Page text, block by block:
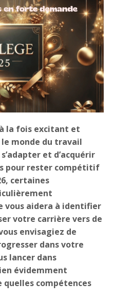
la fois excitant et
monde du travail
et d’acquérir
pour rester compétitif
certaines
vous aidera à identifier
votre carrière vers de
envisagiez de
dans votre
lancer dans
évidemment
compétences